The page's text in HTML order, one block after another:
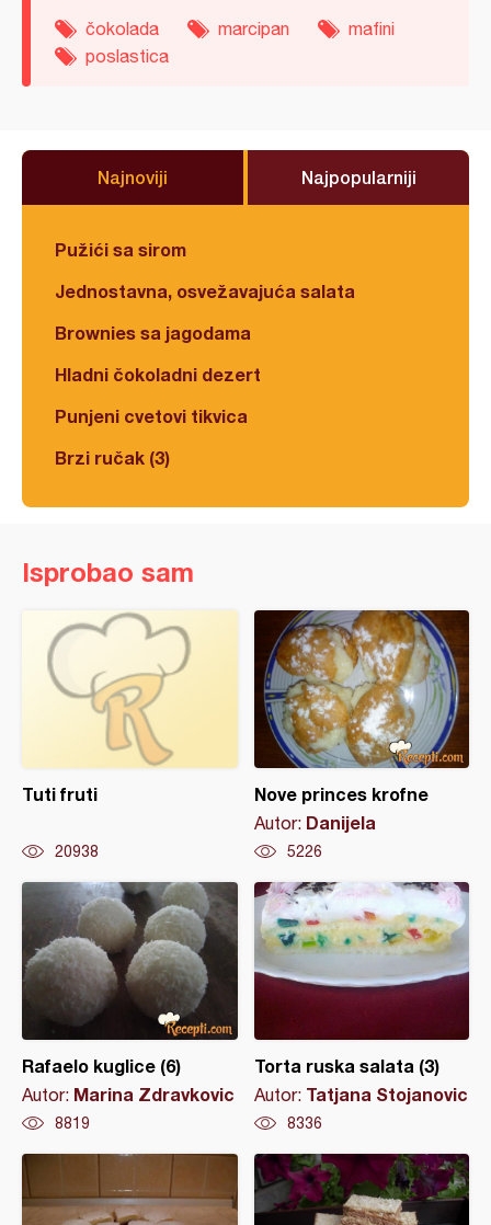
čokolada marcipan
mafini
poslastica
Najnoviji Najpopularniji
Pužići sa sirom
Jednostavna, osvežavajuća salata
Brownies sa jagodama
Hladni čokoladni dezert
Punjeni cvetovi tikvica
Brzi ručak (3)
Isprobao sam
Tuti fruti
20938
Nove princes krofne
Autor: Danijela
5226
Rafaelo kuglice (6)
Autor: Marina Zdravkovic
8819
Torta ruska salata (3)
Autor: Tatjana Stojanovic
8336